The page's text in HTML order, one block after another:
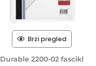
Brzi pregled
Durable 2200-02 fascikl